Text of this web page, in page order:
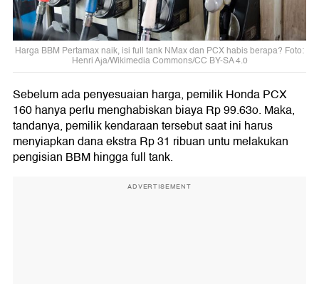
Harga BBM Pertamax naik, isi full tank NMax dan PCX habis berapa? Foto:
Henri Aja/Wikimedia Commons/CC BY-SA 4.0
Sebelum ada penyesuaian harga, pemilik Honda PCX
160 hanya perlu menghabiskan biaya Rp 99.63o. Maka,
tandanya, pemilik kendaraan tersebut saat ini harus
menyiapkan dana ekstra Rp 31 ribuan untu melakukan
pengisian BBM hingga full tank.
ADVERTISEMENT